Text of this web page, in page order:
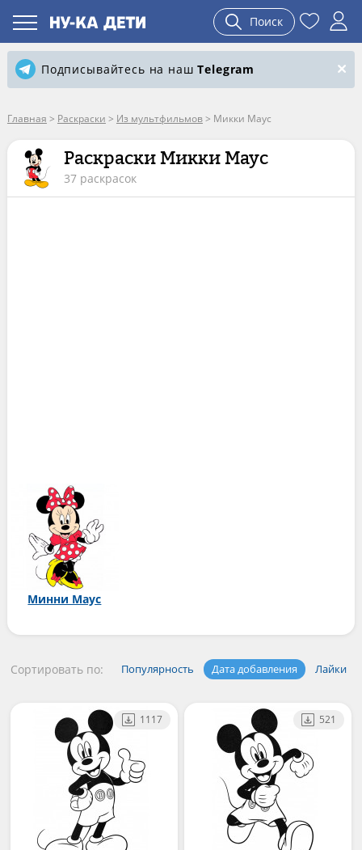
Поиск
Подписывайтесь на нашTelegram
Главная > Раскраски > Из мультфильмов> Микки Маус
Раскраски Микки Маус
37 раскрасок
Минни Маус
Сортировать по: Популярность Дата добавления Лайки
1117 521